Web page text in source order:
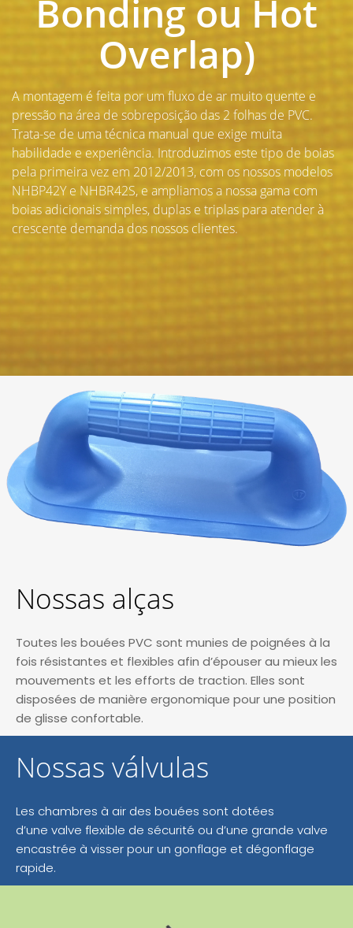
Bonding ou Hot
Overlap)
A montagem é feita por um fluxo de ar muito quente e
pressão na área de sobreposição das 2 folhas de PVC.
Trata-se de uma técnica manual que exige muita
habilidade e experiência. Introduzimos este tipo de boias
pela primeira vez em 2012/2013, com os nossos modelos
NHBP42Y e NHBR42S, e ampliamos a nossa gama com
boias adicionais simples, duplas e triplas para atender à
crescente demanda dos nossos clientes.
Nossas alças
Toutes les bouées PVC sont munies de poignées à la
fois résistantes et flexibles afin d’épouser au mieux les
mouvements et les efforts de traction. Elles sont
disposées de manière ergonomique pour une position
de glisse confortable.
Nossas válvulas
Les chambres à air des bouées sont dotées
d’une valve flexible de sécurité ou d’une grande valve
encastrée à visser pour un gonflage et dégonflage
rapide.